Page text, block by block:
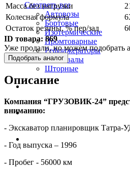
Смотреть все
Автовозы
Бортовые
Изотермические
Промтоварные
Рефрижераторы
Самосвалы
Шторные
Коммерческие авто
Автобусы
Масса без нагрузки
Колесная формула
Остаток резины, % пер/зад
ID товара:869
Уже продали, но можем подобрать
Подобрать аналог
Описание
Компания “ГРУЗОВИК-24”
вниманию:
- Экскаватор планировщик Татра-
- Год выпуска – 1996
- Пробег - 56000 км